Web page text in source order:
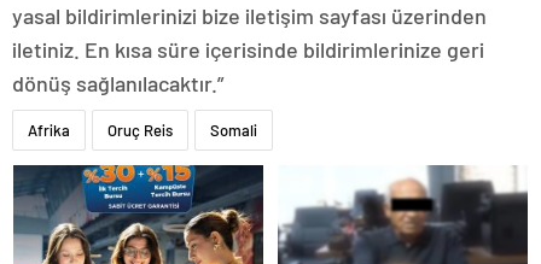
yasal bildirimlerinizi bize iletişim sayfası üzerinden
iletiniz. En kısa süre içerisinde bildirimlerinize geri
dönüş sağlanılacaktır.”
Afrika Oruç Reis Somali